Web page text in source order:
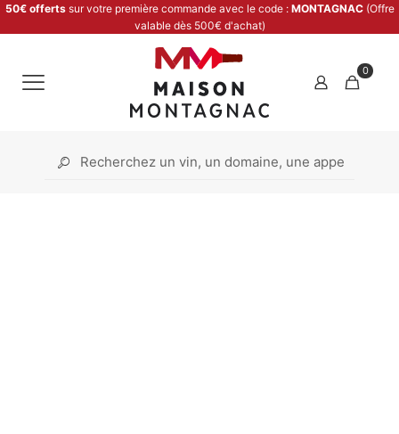
50€ offertssur votre première commande avec le code : MONTAGNAC (Offre
valable dès 500€ d'achat)
0